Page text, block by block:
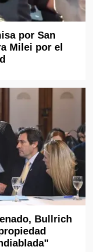
por San
Milei por el
Bullrich